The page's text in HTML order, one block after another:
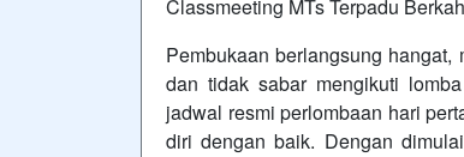
Classmeeting MTs Terpadu
Pembukaan berlangsung
dan tidak sabar mengikuti
jadwal resmi perlombaan hari
diri dengan baik. Dengan